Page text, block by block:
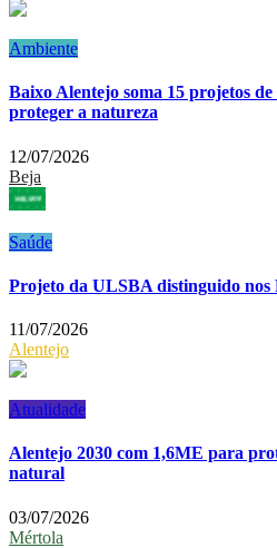
Ambiente
Baixo Alentejo soma 15 projetos
proteger a natureza
12/07/2026
Beja
Saúde
Projeto da ULSBA distinguido nos
11/07/2026
Alentejo
Atualidade
Alentejo 2030 com 1,6ME para
natural
03/07/2026
Mértola